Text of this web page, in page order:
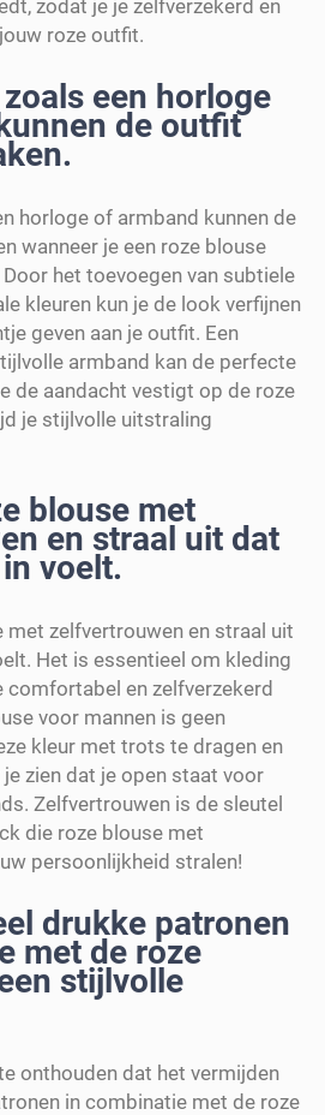
zodat je je zelfverzekerd en
roze outfit.
een horloge
de outfit
horloge of armband kunnen de
wanneer je een roze blouse
het toevoegen van subtiele
kleuren kun je de look verfijnen
geven aan je outfit. Een
armband kan de perfecte
de aandacht vestigt op de roze
je stijlvolle uitstraling
blouse met
en straal uit dat
voelt.
met zelfvertrouwen en straal uit
Het is essentieel om kleding
comfortabel en zelfverzekerd
voor mannen is geen
kleur met trots te dragen en
zien dat je open staat voor
Zelfvertrouwen is de sleutel
die roze blouse met
persoonlijkheid stralen!
drukke patronen
met de roze
stijlvolle
onthouden dat het vermijden
in combinatie met de roze